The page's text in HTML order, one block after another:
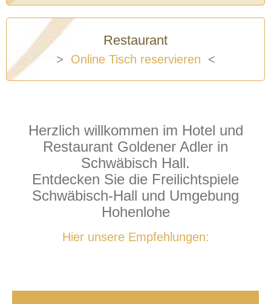
Restaurant
> Online Tisch reservieren <
Herzlich willkommen im Hotel und
Restaurant Goldener Adler in
Schwäbisch Hall.
Entdecken Sie die Freilichtspiele
Schwäbisch-Hall und Umgebung
Hohenlohe
Hier unsere Empfehlungen: